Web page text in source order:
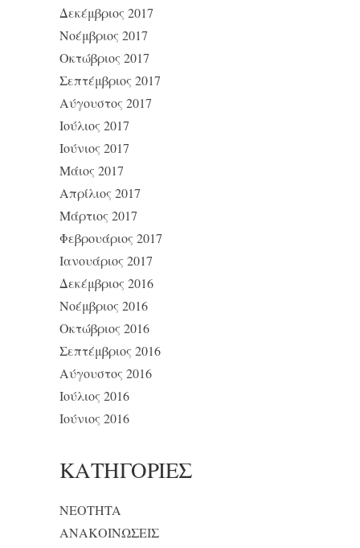
Δεκέμβριος 2017
Νοέμβριος 2017
Οκτώβριος 2017
Σεπτέμβριος 2017
Αύγουστος 2017
Ιούλιος 2017
Ιούνιος 2017
Μάιος 2017
Απρίλιος 2017
Μάρτιος 2017
Φεβρουάριος 2017
Ιανουάριος 2017
Δεκέμβριος 2016
Νοέμβριος 2016
Οκτώβριος 2016
Σεπτέμβριος 2016
Αύγουστος 2016
Ιούλιος 2016
Ιούνιος 2016
KΑΤΗΓΟΡΊΕΣ
NEOTHTA
ΑΝΑΚΟΙΝΩΣΕΙΣ